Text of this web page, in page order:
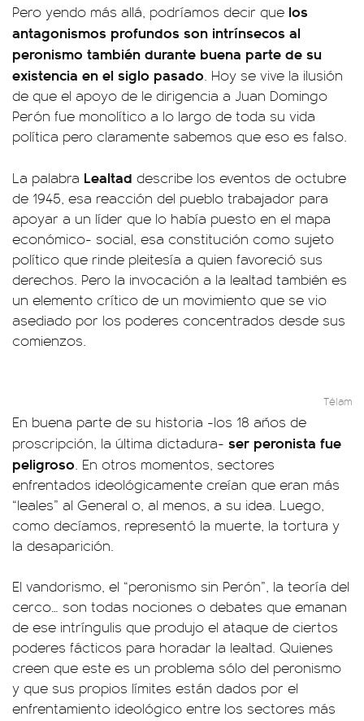
Pero yendo más allá, podríamos decir que los
antagonismos profundos son intrínsecos al
peronismo también durante buena parte de su
existencia en el siglo pasado. Hoy se vive la ilusión
de que el apoyo de le dirigencia a Juan Domingo
Perón fue monolítico a lo largo de toda su vida
política pero claramente sabemos que eso es falso.
La palabra Lealtad describe los eventos de octubre
de 1945, esa reacción del pueblo trabajador para
apoyar a un líder que lo había puesto en el mapa
económico- social, esa constitución como sujeto
político que rinde pleitesía a quien favoreció sus
derechos. Pero la invocación a la lealtad también es
un elemento crítico de un movimiento que se vio
asediado por los poderes concentrados desde sus
comienzos.
Télam
En buena parte de su historia -los 18 años de
proscripción, la última dictadura- ser peronista fue
peligroso. En otros momentos, sectores
enfrentados ideológicamente creían que eran más
“leales” al General o, al menos, a su idea. Luego,
como decíamos, representó la muerte, la tortura y
la desaparición.
El vandorismo, el “peronismo sin Perón”, la teoría del
cerco… son todas nociones o debates que emanan
de ese intríngulis que produjo el ataque de ciertos
poderes fácticos para horadar la lealtad. Quienes
creen que este es un problema sólo del peronismo
y que sus propios límites están dados por el
enfrentamiento ideológico entre los sectores más